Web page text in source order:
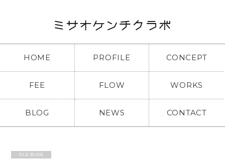
HOME PROFILE CONCEPT
FEE FLOW WORKS
BLOG NEWS CONTACT
OLD BLOG